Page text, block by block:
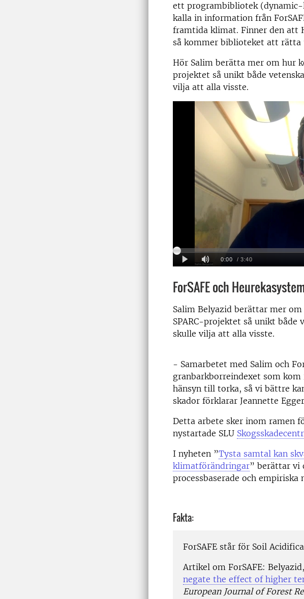
ett programbibliotek (dynamic-
kalla in information från
framtida klimat. Finner den att
så kommer biblioteket att rätta
Hör Salim berätta mer om hur
projektet så unikt både
vilja att alla visste.
ForSAFE och
Salim Belyazid berättar mer
SPARC-projektet så unikt både
skulle vilja att alla visste.
- Samarbetet med Salim och
granbarkborreindexet som
hänsyn till torka, så vi bättre
skador förklarar Jeannette
Detta arbete sker inom ramen
nystartade SLU
I nyheten ”Tysta samtal kan
klimatförändringar” berättar vi
processbaserade och
Fakta:
ForSAFE står för Soil
Artikel om ForSAFE:
negate the effect of higher
European Journal of Forest